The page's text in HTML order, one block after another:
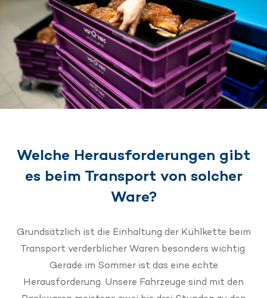
Welche Herausforderungen gibt
es beim Transport von solcher
Ware?
Grundsätzlich ist die Einhaltung der Kühlkette beim
Transport verderblicher Waren besonders wichtig.
Gerade im Sommer ist das eine echte
Herausforderung. Unsere Fahrzeuge sind mit den